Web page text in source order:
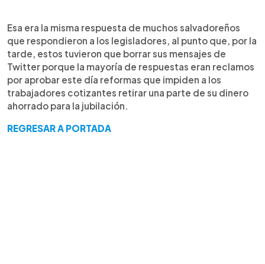
Esa era la misma respuesta de muchos salvadoreños
que respondieron a los legisladores, al punto que, por la
tarde, estos tuvieron que borrar sus mensajes de
Twitter porque la mayoría de respuestas eran reclamos
por aprobar este día reformas que impiden a los
trabajadores cotizantes retirar una parte de su dinero
ahorrado para la jubilación.
REGRESAR A PORTADA